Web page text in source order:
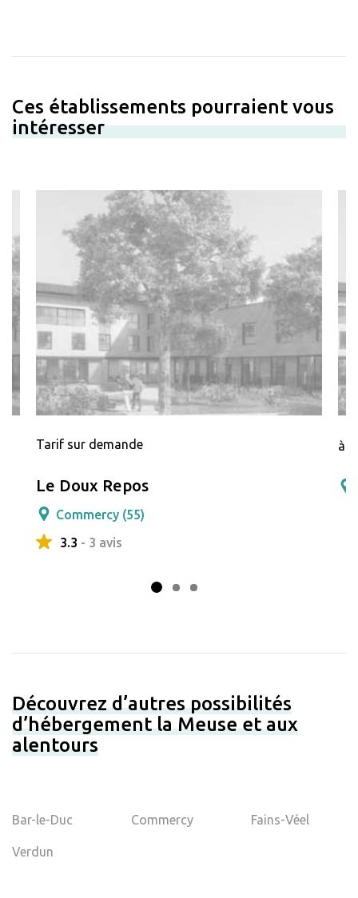
Ces établissements pourraient vous
intéresser
Tarif sur demande
Le Doux Repos
Commercy (55)
3.3 - 3 avis
à
Découvrez d’autres possibilités
d’hébergement la Meuse et aux
alentours
Bar-le-Duc Commercy Fains-Véel
Verdun